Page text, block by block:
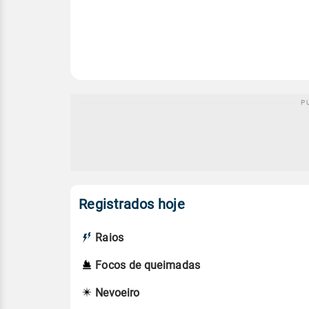
Registrados hoje
Raios
Focos de queimadas
Nevoeiro